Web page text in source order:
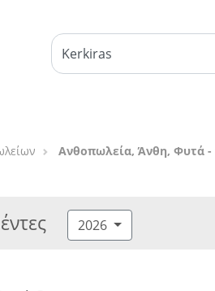
Ανθοπωλεία, Άνθη, Φυτά -
2026